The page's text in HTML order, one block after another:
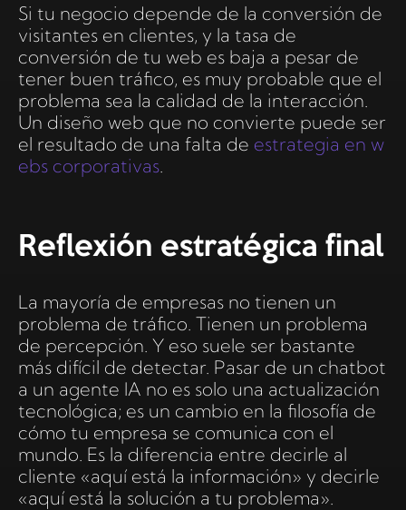
Si tu negocio depende de la conversión de
visitantes en clientes, y la tasa de
conversión de tu web es baja a pesar de
tener buen tráfico, es muy probable que el
problema sea la calidad de la interacción.
Un diseño web que no convierte puede ser
el resultado de una falta de estrategia en w
ebs corporativas
Reflexión estratégica final
La mayoría de empresas no tienen un
problema de tráfico. Tienen un problema
de percepción. Y eso suele ser bastante
más difícil de detectar. Pasar de un chatbot
a un agente IA no es solo una actualización
tecnológica; es un cambio en la filosofía de
cómo tu empresa se comunica con el
mundo. Es la diferencia entre decirle al
cliente «aquí está la información» y decirle
«aquí está la solución a tu problema».